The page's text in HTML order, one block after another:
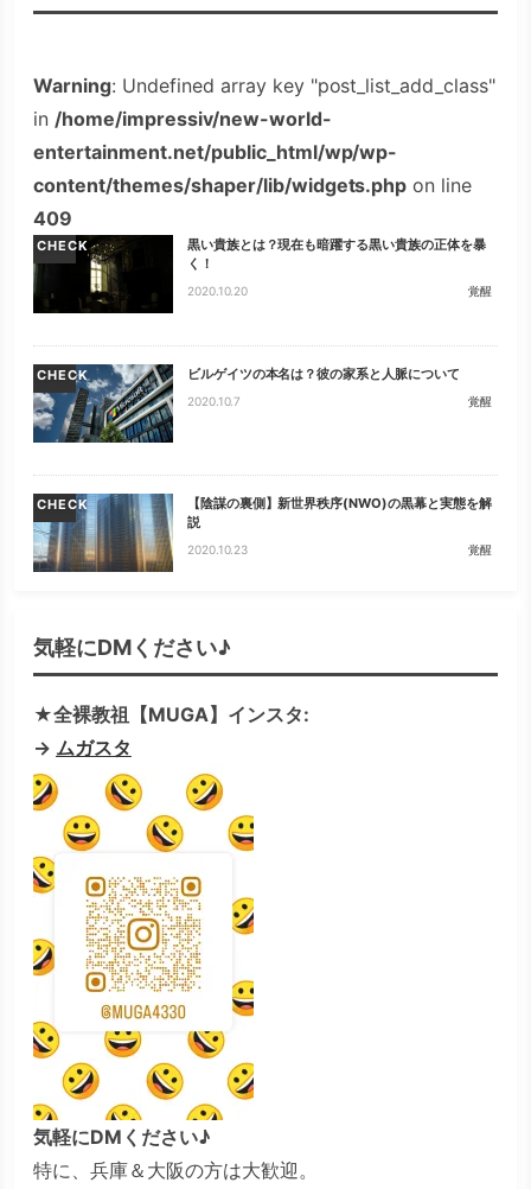
Warning: Undefined array key "post_list_add_class"
in /home/impressiv/new-world-
entertainment.net/public_html/wp/wp-
content/themes/shaper/lib/widgets.php on line
409
CHECK
黒い貴族とは？現在も暗躍する黒い貴族の正体を暴
く！
2020.10.20 覚醒
CHECK ビルゲイツの本名は？彼の家系と人脈について
2020.10.7 覚醒
CHECK
【陰謀の裏側】新世界秩序(NWO)の黒幕と実態を解
説
2020.10.23 覚醒
気軽にDMください♪
★全裸教祖【MUGA】インスタ:
→ ムガスタ
気軽にDMください♪
特に、兵庫＆大阪の方は大歓迎。